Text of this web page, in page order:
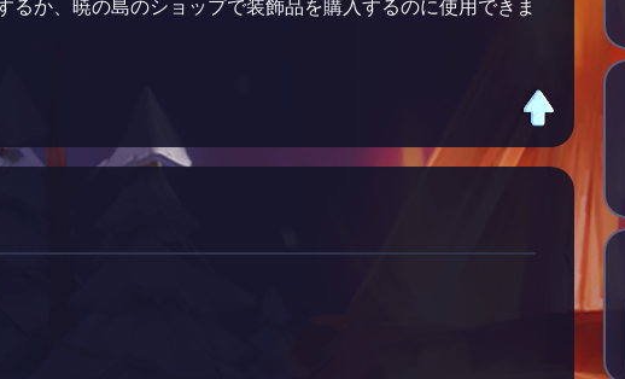
るか、暁の島のショップで装飾品を購入するのに使用できま